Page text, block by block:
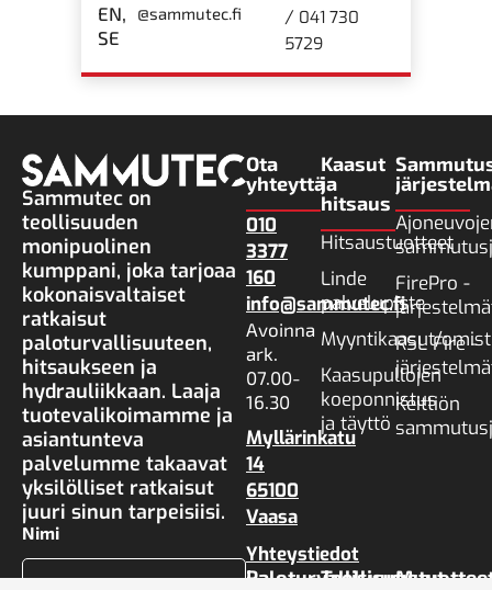
EN,
SE
@sammutec.fi
/ 041 730
5729
Sammutec on
teollisuuden
monipuolinen
kumppani, joka tarjoaa
kokonaisvaltaiset
ratkaisut
paloturvallisuuteen,
hitsaukseen ja
hydrauliikkaan. Laaja
tuotevalikoimamme ja
asiantunteva
palvelumme takaavat
yksilölliset ratkaisut
juuri sinun tarpeisiisi.
Nimi
Ota
yhteyttä
010
3377
160
info@sammutec.fi
Avoinna
ark.
07.00-
16.30
Myllärinkatu
14
65100
Vaasa
Yhteystiedot
Kaasut
ja
hitsaus
Hitsaustuotteet
Linde
palvelupiste
Myyntikaasut/
Kaasupullojen
koeponnistus
ja täyttö
FirePro -
RSL Fire -
Keittiön
Paloturvallisuus­Muut